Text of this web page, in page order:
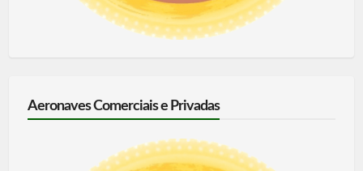
Aeronaves Comerciais e Privadas